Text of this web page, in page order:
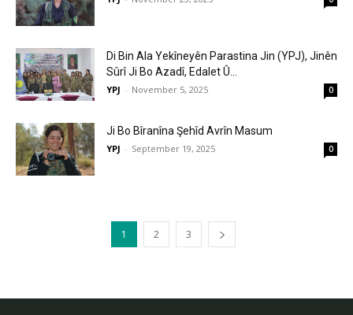
Di Bin Ala Yekîneyên Parastina Jin (YPJ), Jinên
Sûrî Ji Bo Azadî, Edalet Û...
YPJ - November 5, 2025 0
Ji Bo Bîranîna Şehîd Avrîn Masum
YPJ - September 19, 2025 0
1 2 3